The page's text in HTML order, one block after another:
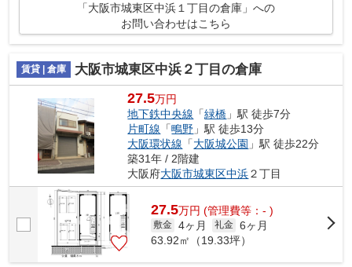
「大阪市城東区中浜１丁目の倉庫」への
お問い合わせはこちら
賃貸 | 倉庫 大阪市城東区中浜２丁目の倉庫
27.5万円
地下鉄中央線 「緑橋 」駅 徒歩7分
片町線 「鴫野 」駅 徒歩13分
大阪環状線 「大阪城公園 」駅 徒歩22分
築31年 / 2階建
大阪府大阪市城東区中浜２丁目
27.5万円 (管理費等：- )
敷金 4ヶ月 礼金 6ヶ月
63.92㎡（19.33坪）